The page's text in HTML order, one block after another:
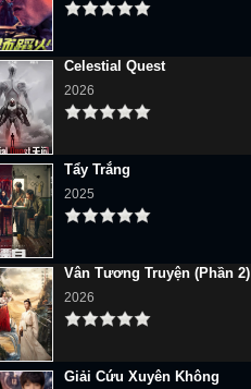
Celestial Quest
2026
Tẩy Trắng
2025
Vân Tương Truyện (Phần 2)
2026
Giải Cứu Xuyên Không